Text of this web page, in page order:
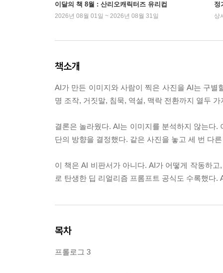
이달의 책 8월 : 산리오캐릭터즈 유리컵
2026년 08월 01일 ~ 2026년 08월 31일
정
상
책소개
AI가 만든 이미지와 사람이 찍은 사진을 AI는 구
명 조작, 거짓말, 침묵, 역설, 맥락 전환까지 열두
결론은 놀라웠다. AI는 이미지를 분석하지 않는다
단의 방향을 결정했다. 같은 사진을 놓고 세 번 다
이 책은 AI 비판서가 아니다. AI가 어떻게 작동하
로 탄생한 딥 리얼리즘 프롬프트 공식도 수록했다
목차
프롤로그 3